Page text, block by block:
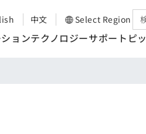
中文 Select Region
ョンテクノロジーサポート ピ